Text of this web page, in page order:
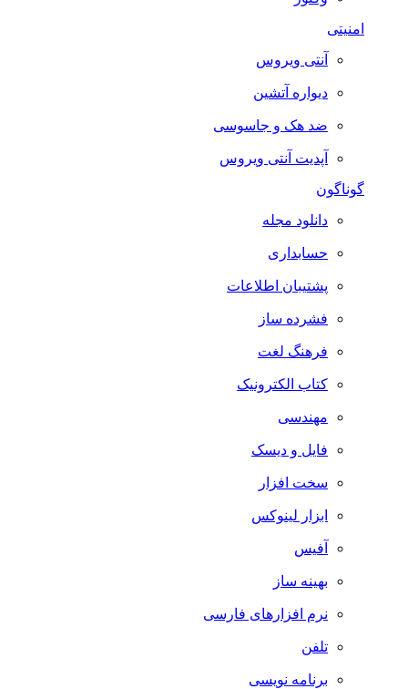
امنیتی
آنتی ویروس
دیواره آتشین
ضد هک و جاسوسی
آپدیت آنتی ویروس
گوناگون
دانلود مجله
حسابداری
پشتیبان اطلاعات
فشرده ساز
فرهنگ لغت
کتاب الکترونیک
مهندسی
فایل و دیسک
سخت افزار
ابزار لینوکس
آفیس
بهینه ساز
نرم افزارهای فارسی
تلفن
برنامه نویسی